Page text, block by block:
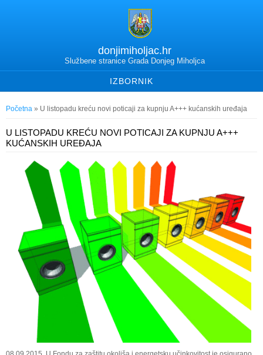
donjimiholjac.hr
Službene stranice Grada Donjeg Miholjca
IZBORNIK
Vi ste ovdje
Početna » U listopadu kreću novi poticaji za kupnju A+++ kućanskih uređaja
U LISTOPADU KREĆU NOVI POTICAJI ZA KUPNJU A+++
KUĆANSKIH UREĐAJA